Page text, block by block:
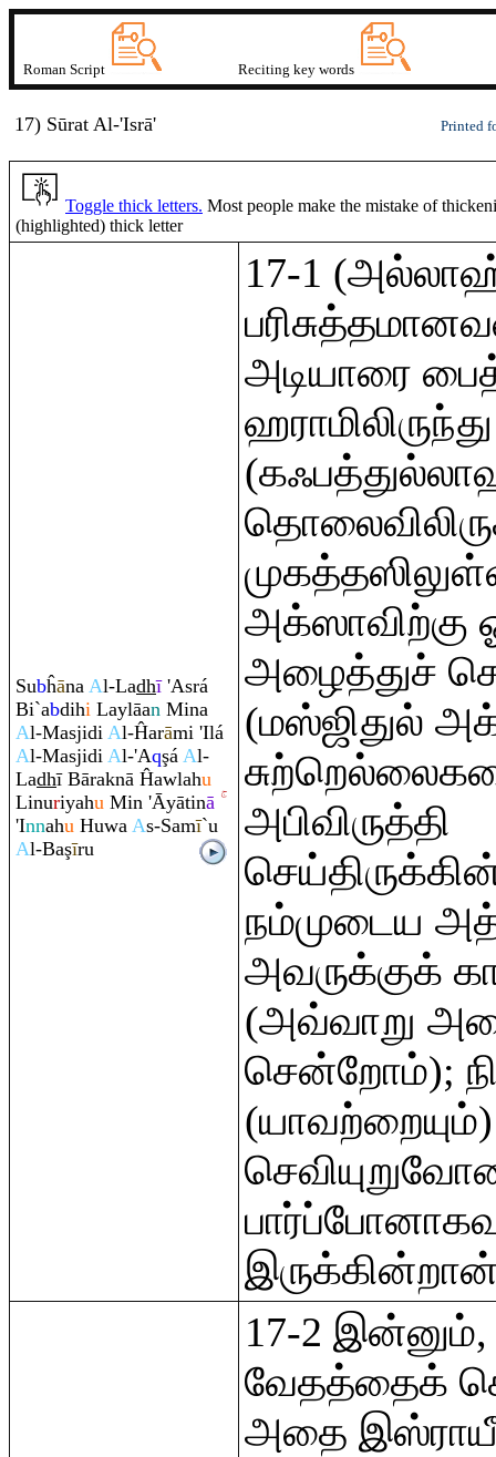
Roman Script Reciting key words
17) Sūrat Al-'Isrā' Printed
Toggle thick letters. Most people make the mistake of
(highlighted) thick letter
Subĥāna Al-Ladhī'Asrá
Bi`abdihi Laylāan Mina
Al-Masjidi Al-Ĥarāmi 'Ilá
Al-Masjidi Al-'Aqşá Al-
Ladhī Bāraknā Ĥawlahu
Linuriyahu Min 'Āyātinā
'Innahu Huwa As-Samī`u
Al-Başīru
17-1
அடியாரை
ஹராமிலிருந்து
அக்ஸாவிற்கு
அழைத்துச்
(மஸ்ஜிதுல்
அபிவிருத்தி
நம்முடைய
அவருக்குக்
(அவ்வாறு
சென்றோம்);
(யாவற்றையும்)
17-2 இன்னும்,
வேதத்தைக்
அதை